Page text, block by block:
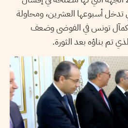
تدخل أسبوعها العشرين، ومحاولة
كمآل تونس في الفوضى وضعف
تم بناؤه بعد الثورة.